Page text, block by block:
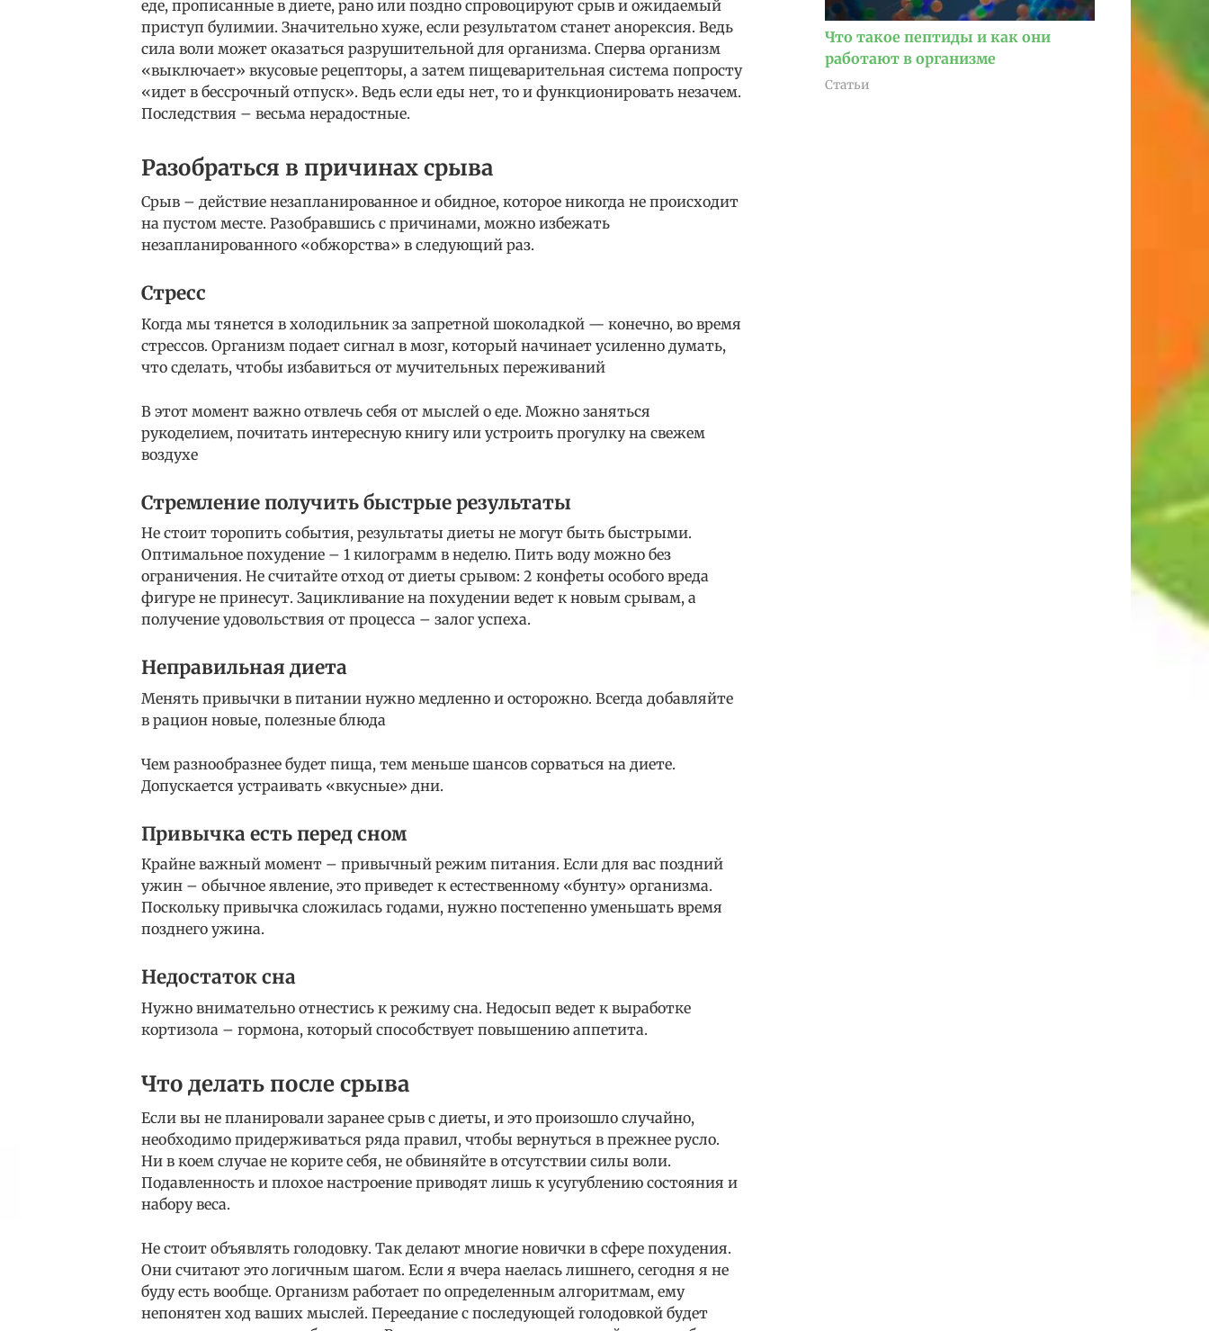
еде, прописанные в диете, рано или поздно спровоцируют срыв и ожидаемый
приступ булимии. Значительно хуже, если результатом станет анорексия. Ведь
сила воли может оказаться разрушительной для организма. Сперва организм
«выключает» вкусовые рецепторы, а затем пищеварительная система попросту
«идет в бессрочный отпуск». Ведь если еды нет, то и функционировать незачем.
Последствия – весьма нерадостные.
Разобраться в причинах срыва
Срыв – действие незапланированное и обидное, которое никогда не происходит
на пустом месте. Разобравшись с причинами, можно избежать
незапланированного «обжорства» в следующий раз.
Стресс
Когда мы тянется в холодильник за запретной шоколадкой — конечно, во время
стрессов. Организм подает сигнал в мозг, который начинает усиленно думать,
что сделать, чтобы избавиться от мучительных переживаний
В этот момент важно отвлечь себя от мыслей о еде. Можно заняться
рукоделием, почитать интересную книгу или устроить прогулку на свежем
воздухе
Стремление получить быстрые результаты
Не стоит торопить события, результаты диеты не могут быть быстрыми.
Оптимальное похудение – 1 килограмм в неделю. Пить воду можно без
ограничения. Не считайте отход от диеты срывом: 2 конфеты особого вреда
фигуре не принесут. Зацикливание на похудении ведет к новым срывам, а
получение удовольствия от процесса – залог успеха.
Неправильная диета
Менять привычки в питании нужно медленно и осторожно. Всегда добавляйте
в рацион новые, полезные блюда
Чем разнообразнее будет пища, тем меньше шансов сорваться на диете.
Допускается устраивать «вкусные» дни.
Привычка есть перед сном
Крайне важный момент – привычный режим питания. Если для вас поздний
ужин – обычное явление, это приведет к естественному «бунту» организма.
Поскольку привычка сложилась годами, нужно постепенно уменьшать время
позднего ужина.
Недостаток сна
Нужно внимательно отнестись к режиму сна. Недосып ведет к выработке
кортизола – гормона, который способствует повышению аппетита.
Что делать после срыва
Если вы не планировали заранее срыв с диеты, и это произошло случайно,
необходимо придерживаться ряда правил, чтобы вернуться в прежнее русло.
Ни в коем случае не корите себя, не обвиняйте в отсутствии силы воли.
Подавленность и плохое настроение приводят лишь к усугублению состояния и
набору веса.
Не стоит объявлять голодовку. Так делают многие новички в сфере похудения.
Они считают это логичным шагом. Если я вчера наелась лишнего, сегодня я не
буду есть вообще. Организм работает по определенным алгоритмам, ему
непонятен ход ваших мыслей. Переедание с последующей голодовкой будет
Что такое пептиды и как они
работают в организме
Статьи